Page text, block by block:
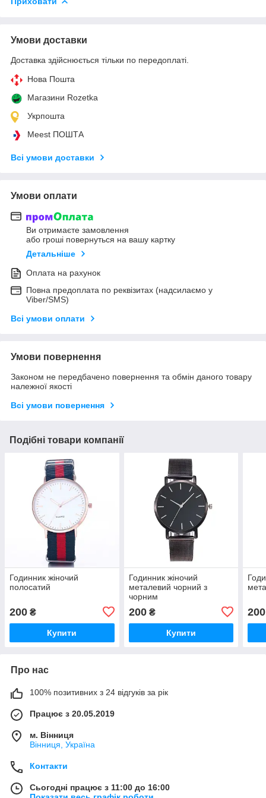
Умови доставки
Доставка здійснюється тільки по передоплаті.
Нова Пошта
Магазини Rozetka
Укрпошта
Meest ПОШТА
Всі умови доставки
Умови оплати
Ви отримаєте замовлення
або гроші повернуться на вашу картку
Детальніше
Оплата на рахунок
Повна предоплата по реквізитах (надсилаємо у
Viber/SMS)
Всі умови оплати
Умови повернення
Законом не передбачено повернення та обмін даного товару
належної якості
Всі умови повернення
Подібні товари компанії
Годинник жіночий
полосатий
200 ₴
Купити
Годинник жіночий
металевий чорний з
чорним
200₴
Купити
200
Про нас
100% позитивних з 24 відгуків за рік
Працює з 20.05.2019
м. Вінниця
Вінниця, Україна
Контакти
Сьогодні працює з 11:00 до 16:00